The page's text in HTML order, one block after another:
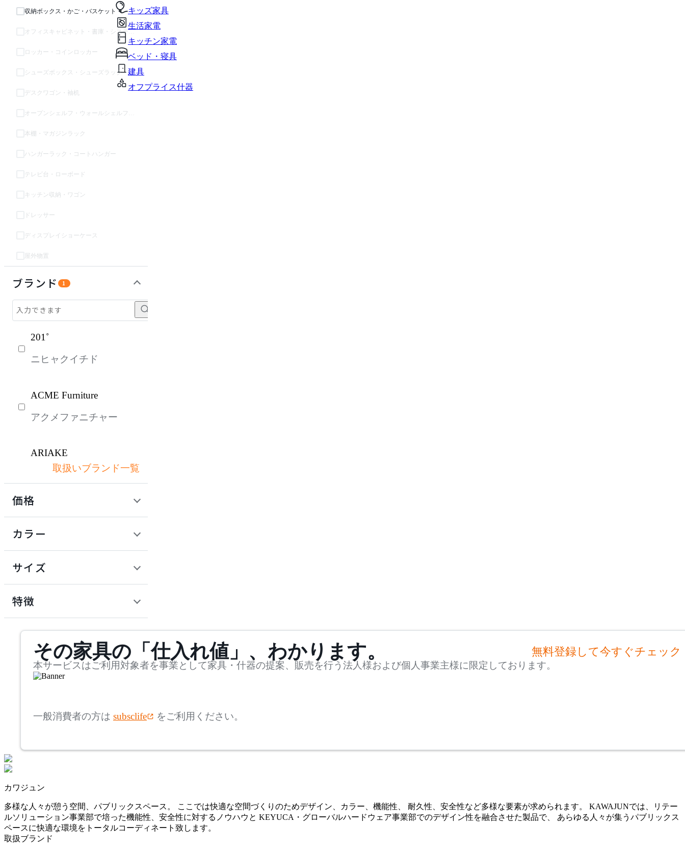
キッズ家具
生活家電
キッチン家電
ベッド・寝具
建具
オフプライス什器
収納ボックス・かご・バスケット
オフィスキャビネット・書庫・システム収納
ロッカー・コインロッカー
シューズボックス・シューズラック
デスクワゴン・袖机
本棚・マガジンラック
ハンガーラック・コートハンガー
テレビ台・ローボード
キッチン収納・ワゴン
ドレッサー
ディスプレイショーケース
屋外物置
ブランド 1
201˚
ニヒャクイチド
ACME Furniture
アクメファニチャー
ARIAKE
アリアケ
アルナイ
AZUMAYA
ボーコンセプト
サルファニチャーサプラ
CRUSH CRASH PROJECT
クラッシュクラッシュプ
ロジェクト
取扱いブランド一覧
価格
カラー
サイズ
mm
検索
~
~
特徴
その家具の「仕入れ値」、わかります。 無料登録して今すぐチェック
本サービスはご利用対象者を事業として家具・什器の提案、販売を行う法人様および個人事業主様に限定しております。
一般消費者の方は subsclife をご利用ください。
カワジュン
多様な人々が憩う空間、パブリックスペース。 ここでは快適な空間づくりのためデザイン、カラー、機能性、 耐久性、安全性など多様な要素が求められます。 KAWAJUNでは、リテー
ルソリューション事業部で培った機能性、安全性に対するノウハウと KEYUCA・グローバルハードウェア事業部でのデザイン性を融合させた製品で、 あらゆる人々が集うパブリックス
ペースに快適な環境をトータルコーディネート致します。
取扱ブランド